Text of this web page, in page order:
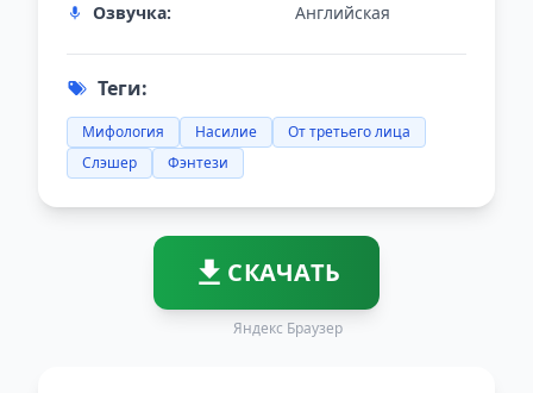
Озвучка:
Английская
Теги:
Мифология Насилие
От третьего лица
Слэшер
Фэнтези
СКАЧАТЬ
Яндекс Браузер